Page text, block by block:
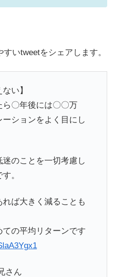
いtweetをシェアします。
い】
〇年後には〇〇万
ションをよく目にし
のことを一切考慮し
。
ば大きく減ることも
の平均リターンです
さん